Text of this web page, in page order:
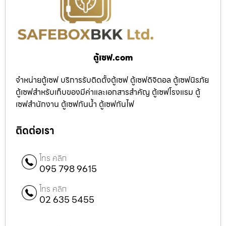
ตู้เซฟ.com
จำหน่ายตู้เซฟ บริการรับติดตั้งตู้เซฟ ตู้เซฟดิจิตอล ตู้เซฟนิรภัย
ตู้เซฟสำหรับเก็บของมีค่าและเอกสารสำคัญ ตู้เซฟโรงแรม ตู้
เซฟสำนักงาน ตู้เซฟกันน้ำ ตู้เซฟกันไฟ
ติดต่อเรา
โทร คลิก
095 798 9615
โทร คลิก
02 635 5455